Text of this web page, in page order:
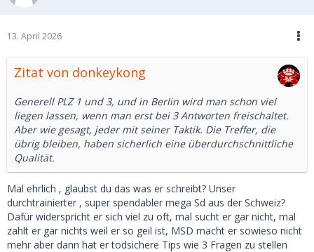
13. April 2026
Zitat von donkeykong
Generell PLZ 1 und 3, und in Berlin wird man schon viel
liegen lassen, wenn man erst bei 3 Antworten freischaltet.
Aber wie gesagt, jeder mit seiner Taktik. Die Treffer, die
übrig bleiben, haben sicherlich eine überdurchschnittliche
Qualität.
Mal ehrlich , glaubst du das was er schreibt? Unser
durchtrainierter , super spendabler mega Sd aus der Schweiz?
Dafür widerspricht er sich viel zu oft, mal sucht er gar nicht, mal
zahlt er gar nichts weil er so geil ist, MSD macht er sowieso nicht
mehr aber dann hat er todsichere Tips wie 3 Fragen zu stellen